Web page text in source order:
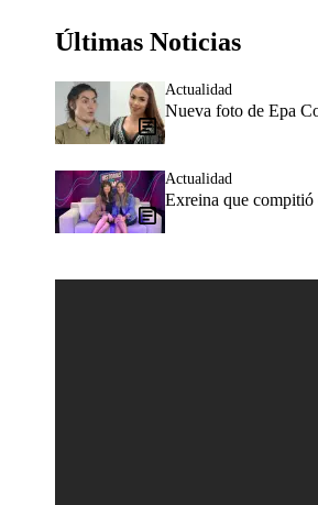
Últimas Noticias
Actualidad
Nueva foto de Epa
Actualidad
Exreina que